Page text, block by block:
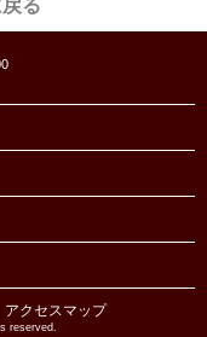
る
アクセスマップ
reserved.